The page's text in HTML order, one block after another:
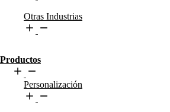
Otras Industrias
Productos
Personalización